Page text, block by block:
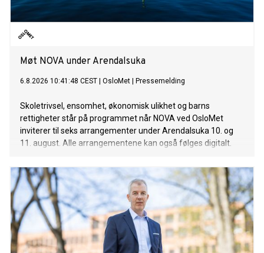
Møt NOVA under Arendalsuka
6.8.2026 10:41:48 CEST OsloMet Pressemelding
Skoletrivsel, ensomhet, økonomisk ulikhet og barns
rettigheter står på programmet når NOVA ved OsloMet
inviterer til seks arrangementer under Arendalsuka 10. og
11. august. Alle arrangementene kan også følges digitalt.